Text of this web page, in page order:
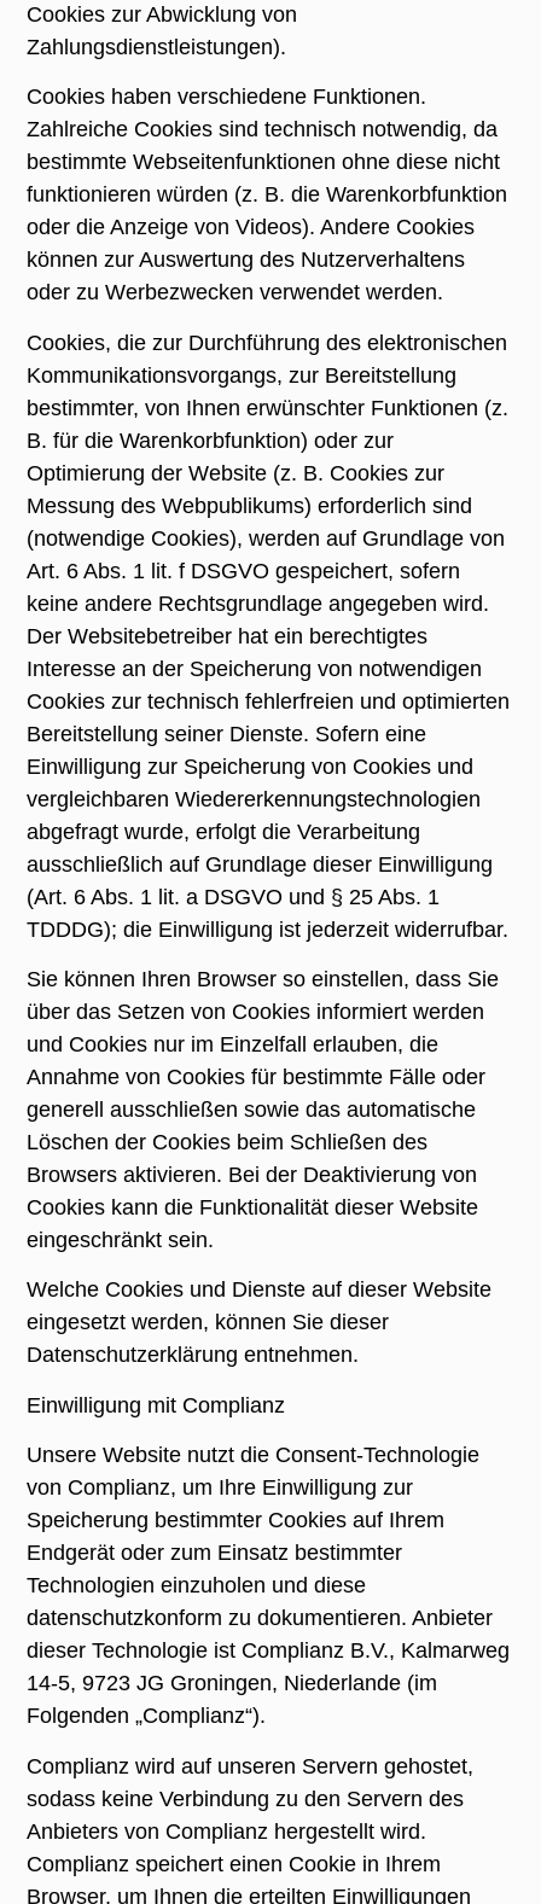
Cookies zur Abwicklung von
Zahlungsdienstleistungen).
Cookies haben verschiedene Funktionen.
Zahlreiche Cookies sind technisch notwendig, da
bestimmte Webseitenfunktionen ohne diese nicht
funktionieren würden (z. B. die Warenkorbfunktion
oder die Anzeige von Videos). Andere Cookies
können zur Auswertung des Nutzerverhaltens
oder zu Werbezwecken verwendet werden.
Cookies, die zur Durchführung des elektronischen
Kommunikationsvorgangs, zur Bereitstellung
bestimmter, von Ihnen erwünschter Funktionen (z.
B. für die Warenkorbfunktion) oder zur
Optimierung der Website (z. B. Cookies zur
Messung des Webpublikums) erforderlich sind
(notwendige Cookies), werden auf Grundlage von
Art. 6 Abs. 1 lit. f DSGVO gespeichert, sofern
keine andere Rechtsgrundlage angegeben wird.
Der Websitebetreiber hat ein berechtigtes
Interesse an der Speicherung von notwendigen
Cookies zur technisch fehlerfreien und optimierten
Bereitstellung seiner Dienste. Sofern eine
Einwilligung zur Speicherung von Cookies und
vergleichbaren Wiedererkennungstechnologien
abgefragt wurde, erfolgt die Verarbeitung
ausschließlich auf Grundlage dieser Einwilligung
(Art. 6 Abs. 1 lit. a DSGVO und § 25 Abs. 1
TDDDG); die Einwilligung ist jederzeit widerrufbar.
Sie können Ihren Browser so einstellen, dass Sie
über das Setzen von Cookies informiert werden
und Cookies nur im Einzelfall erlauben, die
Annahme von Cookies für bestimmte Fälle oder
generell ausschließen sowie das automatische
Löschen der Cookies beim Schließen des
Browsers aktivieren. Bei der Deaktivierung von
Cookies kann die Funktionalität dieser Website
eingeschränkt sein.
Welche Cookies und Dienste auf dieser Website
eingesetzt werden, können Sie dieser
Datenschutzerklärung entnehmen.
Einwilligung mit Complianz
Unsere Website nutzt die Consent-Technologie
von Complianz, um Ihre Einwilligung zur
Speicherung bestimmter Cookies auf Ihrem
Endgerät oder zum Einsatz bestimmter
Technologien einzuholen und diese
datenschutzkonform zu dokumentieren. Anbieter
dieser Technologie ist Complianz B.V., Kalmarweg
14-5, 9723 JG Groningen, Niederlande (im
Folgenden „Complianz“).
Complianz wird auf unseren Servern gehostet,
sodass keine Verbindung zu den Servern des
Anbieters von Complianz hergestellt wird.
Complianz speichert einen Cookie in Ihrem
Browser, um Ihnen die erteilten Einwilligungen